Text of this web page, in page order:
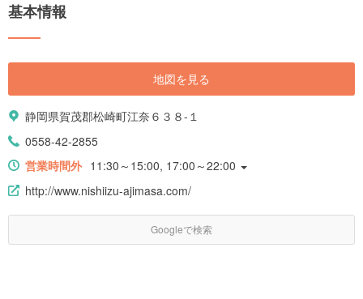
基本情報
地図を見る
静岡県賀茂郡松崎町江奈６３８-１
0558-42-2855
営業時間外 11:30～15:00, 17:00～22:00
http://www.nishiizu-ajimasa.com/
Googleで検索